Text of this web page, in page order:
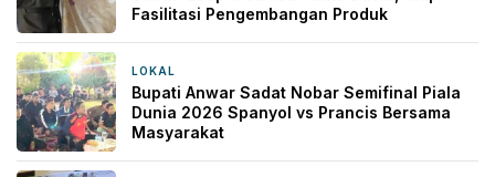
Fasilitasi Pengembangan Produk
LOKAL
Bupati Anwar Sadat Nobar Semifinal Piala
Dunia 2026 Spanyol vs Prancis Bersama
Masyarakat